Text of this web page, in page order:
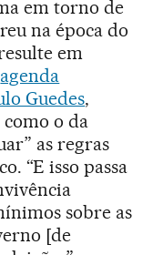
em torno de
na época do
em
agenda
Guedes,
como o da
as regras
“E isso passa
sobre as
[de